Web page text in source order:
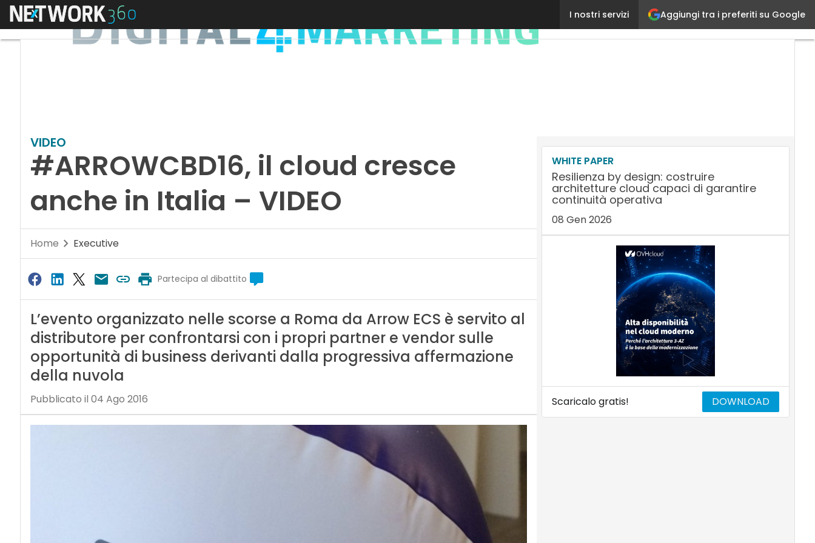
Aggiungi tra i preferiti su Google
I nostri servizi
Menu #ARROWCBD16, il cloud cresce anche in Italia –
VIDEO
#ARROWCBD16, il cloud cresce
anche in Italia – VIDEO
Home Executive
Partecipa al dibattito
L’evento organizzato nelle scorse a Roma da Arrow ECS è servito al
distributore per confrontarsi con i propri partner e vendor sulle
opportunità di business derivanti dalla progressiva affermazione
della nuvola
Pubblicato il 04 Ago 2016
WHITE PAPER
Resilienza by design: costruire
architetture cloud capaci di garantire
continuità operativa
08 Gen 2026
Scaricalo gratis! DOWNLOAD